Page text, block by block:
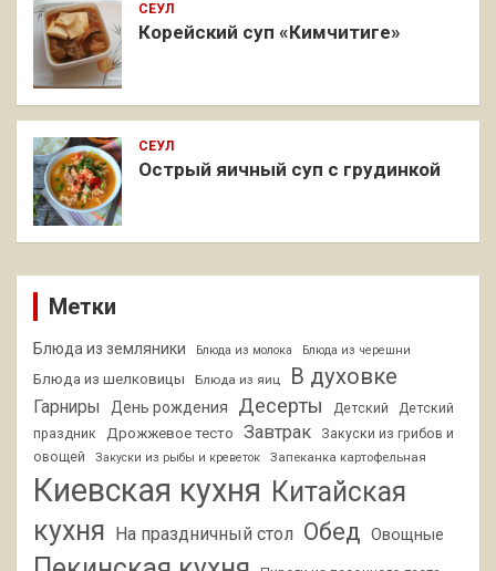
СЕУЛ
Корейский суп «Кимчитиге»
СЕУЛ
Острый яичный суп с грудинкой
Метки
Блюда из земляники Блюда из молока Блюда из черешни
Блюда из шелковицы Блюда из яиц В духовке
Гарниры День рождения Десерты Детский
Детский
праздник
Дрожжевое тесто Завтрак
Закуски из грибов и
овощей
Закуски из рыбы и креветок Запеканка картофельная
Киевская кухня Китайская
кухня
На праздничный стол Обед Овощные